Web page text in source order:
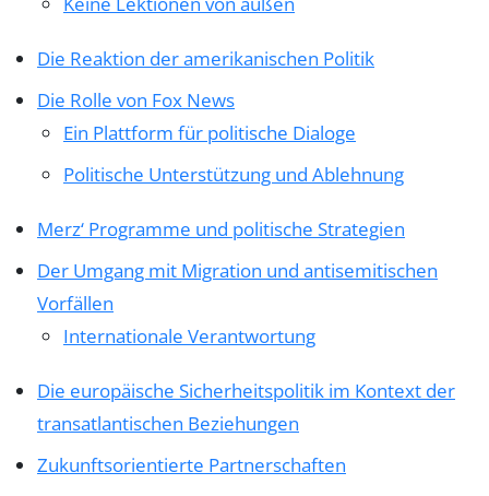
Die Reaktion der amerikanischen Politik
Die Rolle von Fox News
Ein Plattform für politische Dialoge
Politische Unterstützung und Ablehnung
Merz‘ Programme und politische Strategien
Der Umgang mit Migration und antisemitischen
Vorfällen
Internationale Verantwortung
Die europäische Sicherheitspolitik im Kontext der
transatlantischen Beziehungen
Zukunftsorientierte Partnerschaften